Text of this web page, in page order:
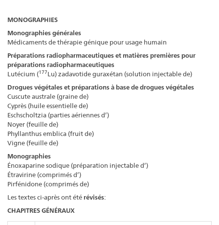
MONOGRAPHIES
Monographies générales
Médicaments de thérapie génique pour usage humain
Préparations radiopharmaceutiques et matières premières pour
préparations radiopharmaceutiques
Lutécium (177Lu) zadavotide guraxétan (solution injectable de)
Drogues végétales et préparations à base de drogues végétales
Cuscute australe (graine de)
Cyprès (huile essentielle de)
Eschscholtzia (parties aériennes d’)
Noyer (feuille de)
Phyllanthus emblica (fruit de)
Vigne (feuille de)
Monographies
Énoxaparine sodique (préparation injectable d’)
Étravirine (comprimés d’)
Pirfénidone (comprimés de)
Les textes ci-après ont été révisés:
CHAPITRES GÉNÉRAUX